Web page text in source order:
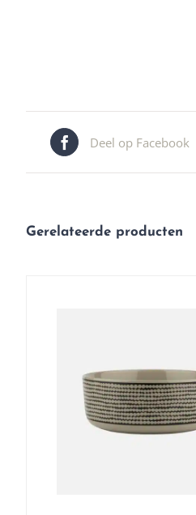
Deel op Facebook
Gerelateerde producten